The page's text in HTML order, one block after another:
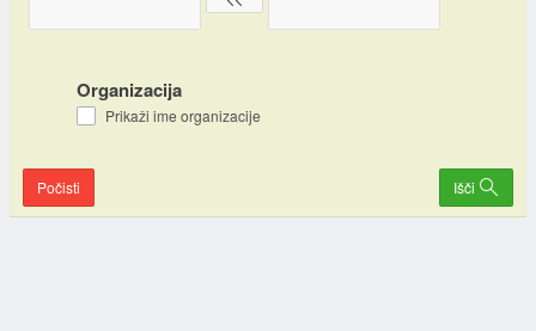
Organizacija
Prikaži ime organizacije
Počisti Išči